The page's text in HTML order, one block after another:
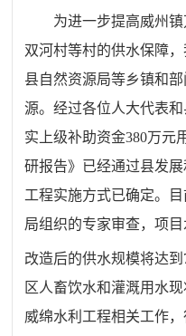
为进一步提高威州
双河村等村的供水保障，
县自然资源局等乡镇和
源。经过各位人大代表
实上级补助资金380万元
研报告》已经通过县发展
工程实施方式已确定。
局组织的专家审查，项
改造后的供水规模将达到
区人畜饮水和灌溉用水
威绵水利工程相关工作